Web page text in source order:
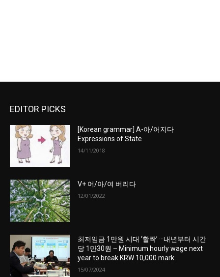
EDITOR PICKS
[Korean grammar] A-아/어지다
Expressions of State
14/11/2018
V+ 어/아/여 버리다
12/01/2022
최저임금 1만원 시대 ‘활짝’ ···내년부터 시간
당 1만30원 – Minimum hourly wage next
year to break KRW 10,000 mark
15/07/2024